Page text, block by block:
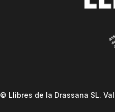
© Llibres de la Drassana SL.